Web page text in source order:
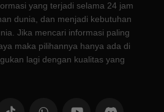
yang terjadi selama 24 jam
dunia, dan menjadi kebutuhan
Jika mencari informasi paling
maka pilihannya hanya ada di
lagi dengan kualitas yang